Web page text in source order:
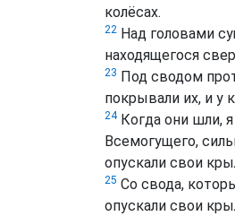
колёсах.
22 Над головами
находящегося
23 Под сводом
покрывали их, и у
24Когда они шли,
Всемогущего,
опускали свои
25 Со свода,
опускали свои